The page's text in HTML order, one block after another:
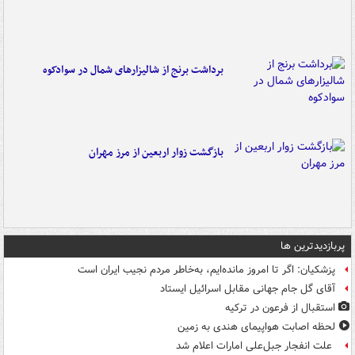
برداشت برنج از شالیزارهای شمال در سوادکوه
بازگشت زوار اربعین از مرز مهران
پربازدیدترین ها
پزشکیان: اگر تا امروز مانده‌ایم، به‌خاطر مردم نجیب ایران است
آقای گل جام جهانی مقابل اسرائیل ایستاد
استقبال از فرعون در ترکیه
لحظه اصابت هواپیمای هندی به زمین
علت انفجار جبل‌علی امارات اعلام شد